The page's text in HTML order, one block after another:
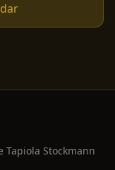
Tapiola Stockmann